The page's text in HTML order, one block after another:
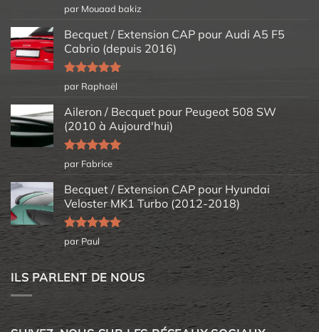
Note5sur
5
par Mouaad bakiz
Becquet / Extension CAP pour Audi A5 F5
Cabrio (depuis 2016)
Note5sur
5
par Raphaël
Aileron / Becquet pour Peugeot 508 SW
(2010 à Aujourd'hui)
Note5sur
5
par Fabrice
Becquet / Extension CAP pour Hyundai
Veloster MK1 Turbo (2012-2018)
Note5sur
5
par Paul
ILS PARLENT DE NOUS